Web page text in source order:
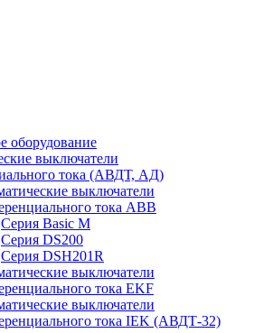
оборудование
выключатели
тока (АВДТ, АД)
выключатели
тока ABB
Серия Basic M
Серия DS200
Серия DSH201R
выключатели
тока EKF
выключатели
тока IEK (АВДТ-32)